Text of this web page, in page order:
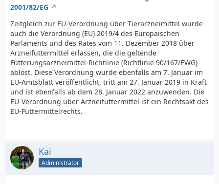
2001/82/EG
Zeitgleich zur EU-Verordnung über Tierarzneimittel wurde
auch die Verordnung (EU) 2019/4 des Europäischen
Parlaments und des Rates vom 11. Dezember 2018 über
Arzneifuttermittel erlassen, die die geltende
Fütterungsarzneimittel-Richtlinie (Richtlinie 90/167/EWG)
ablöst. Diese Verordnung wurde ebenfalls am 7. Januar im
EU-Amtsblatt veröffentlicht, tritt am 27. Januar 2019 in Kraft
und ist ebenfalls ab dem 28. Januar 2022 anzuwenden. Die
EU-Verordnung über Arzneifuttermittel ist ein Rechtsakt des
EU-Futtermittelrechts.
Kai
Administrator